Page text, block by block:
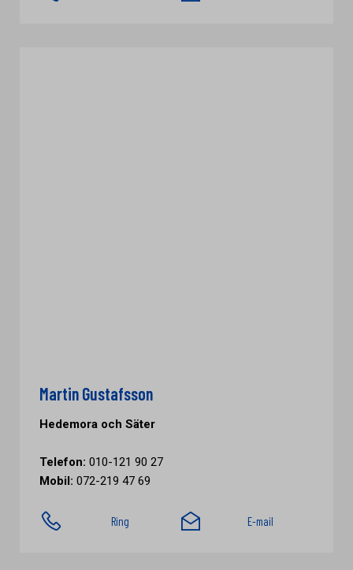
Martin Gustafsson
Hedemora och Säter
Telefon: 010-121 90 27
Mobil: 072-219 47 69
Ring E-mail